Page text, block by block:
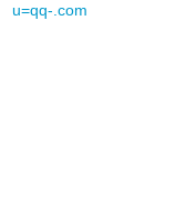
u=qq-.com